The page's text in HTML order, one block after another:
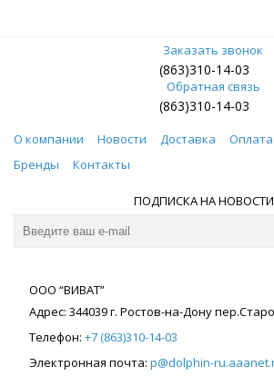
Заказать звонок
(863)310-14-03
Обратная связь
(863)310-14-03
О компании Новости Доставка Оплата
Бренды
Контакты
ПОДПИСКА НА НОВОСТИ
ООО “ВИВАТ”
Адрес: 344039г. Ростов-на-Дону
Телефон: +7 (863)310-14-03
Электронная почта: p@dolphin-